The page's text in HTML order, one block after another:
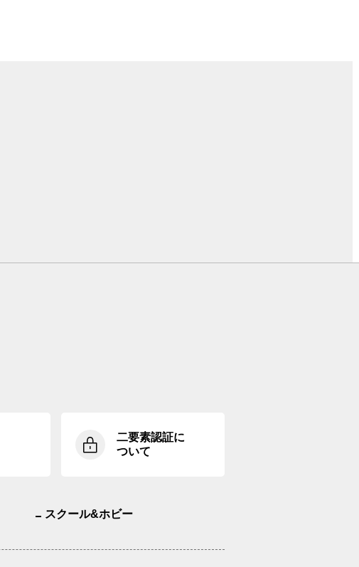
二要素認証に
ついて
スクール&ホビー